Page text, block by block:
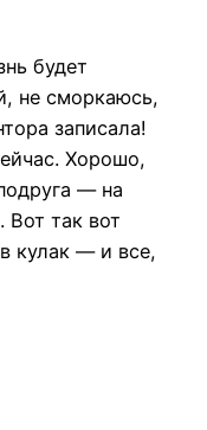
будет
не сморкаюсь,
записала!
Хорошо,
— на
так вот
кулак — и все,